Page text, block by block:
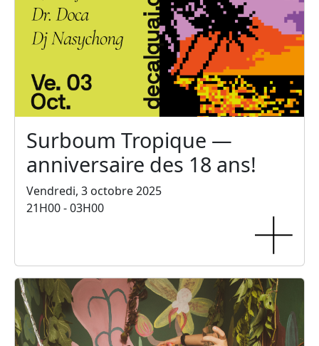
Surboum Tropique —
anniversaire des 18 ans!
Vendredi, 3 octobre 2025
21H00 - 03H00